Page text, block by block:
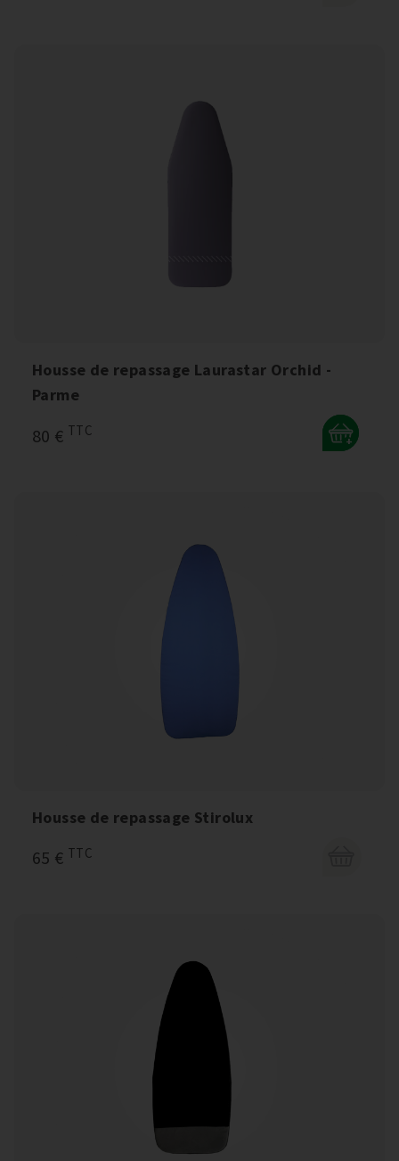
Housse de repassage Laurastar Orchid -
Parme
80 € TTC
+
Housse de repassage Stirolux
65 € TTC